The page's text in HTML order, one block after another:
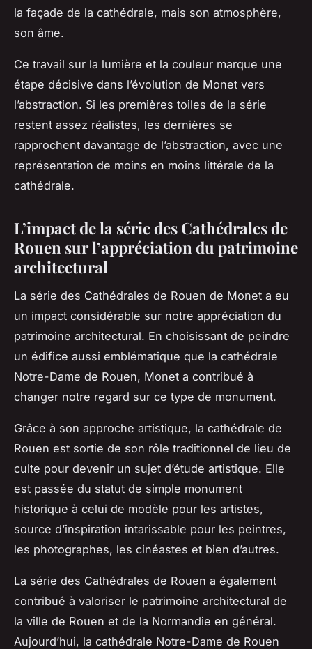
la façade de la cathédrale, mais son atmosphère,
son âme.
Ce travail sur la lumière et la couleur marque une
étape décisive dans l’évolution de Monet vers
l’abstraction. Si les premières toiles de la série
restent assez réalistes, les dernières se
rapprochent davantage de l’abstraction, avec une
représentation de moins en moins littérale de la
cathédrale.
L’impact de la série des Cathédrales de
Rouen sur l’appréciation du patrimoine
architectural
La série des Cathédrales de Rouen de Monet a eu
un impact considérable sur notre appréciation du
patrimoine architectural. En choisissant de peindre
un édifice aussi emblématique que la cathédrale
Notre-Dame de Rouen, Monet a contribué à
changer notre regard sur ce type de monument.
Grâce à son approche artistique, la cathédrale de
Rouen est sortie de son rôle traditionnel de lieu de
culte pour devenir un sujet d’étude artistique. Elle
est passée du statut de simple monument
historique à celui de modèle pour les artistes,
source d’inspiration intarissable pour les peintres,
les photographes, les cinéastes et bien d’autres.
La série des Cathédrales de Rouen a également
contribué à valoriser le patrimoine architectural de
la ville de Rouen et de la Normandie en général.
Aujourd’hui, la cathédrale Notre-Dame de Rouen